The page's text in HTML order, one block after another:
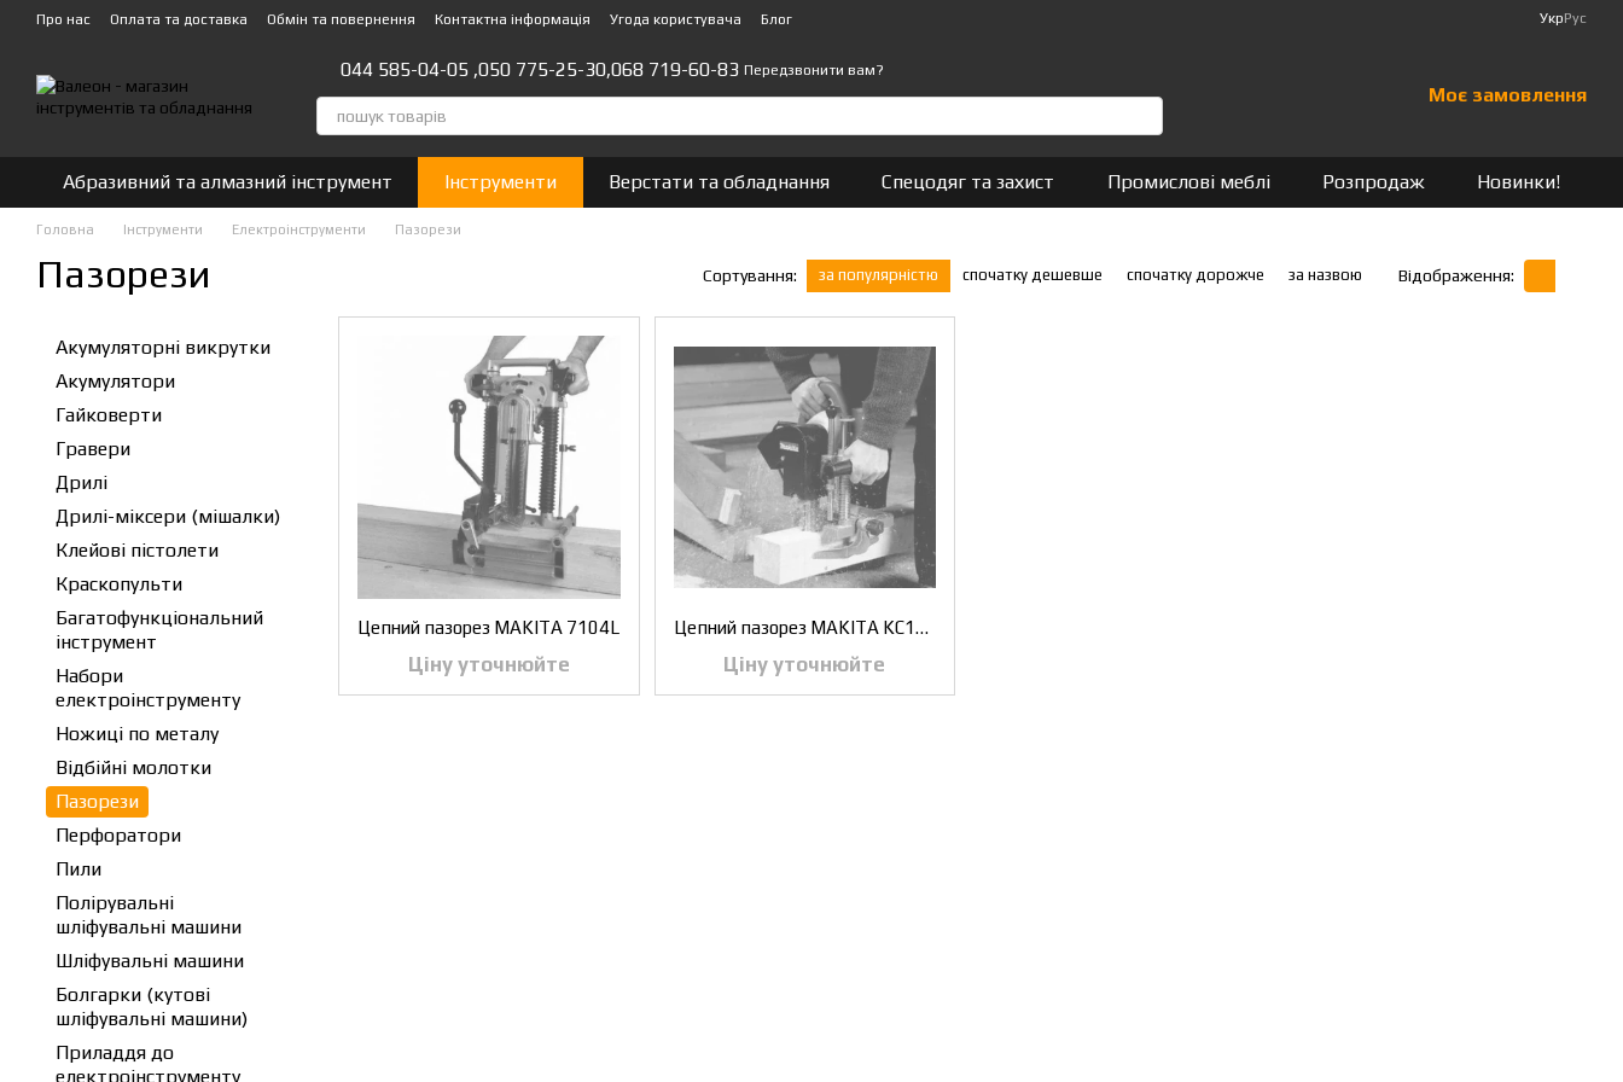
Перейти до основного контенту
Про нас Оплата та доставка Обмін та повернення Контактна інформація Угода користувача Блог УкрРус
044 585-04-05 ,050 775-25-30,068 719-60-83 Передзвонити вам?
Моє замовлення
Абразивний та алмазний інструмент Інструменти Верстати та обладнання Спецодяг та захист Промислові меблі Розпродаж Новинки!
Головна Інструменти Eлектроiнструменти Пазорези
Пазорези Сортування: за популярністю спочатку дешевше спочатку дорожче за назвою Відображення:
Цепний пазорез MAKITA 7104L
Ціну уточнюйте
Цепний пазорез MAKITA KC100
Ціну уточнюйте
Акумуляторні викрутки
Акумулятори
Гайковерти
Гравери
Дрилі
Дрилі-міксери (мішалки)
Клейові пістолети
Краскопульти
Багатофункціональний
інструмент
Набори
електроінструменту
Ножиці по металу
Відбійні молотки
Пазорези
Перфоратори
Пили
Полірувальні
шліфувальні машини
Шліфувальні машини
Болгарки (кутові
шліфувальні машини)
Приладдя до
електроінструменту